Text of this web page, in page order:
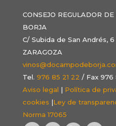
CONSEJO REGULADOR
BORJA
C/ Subida de San Andrés,
ZARAGOZA
Tel. 976 85 21 22 / Fax 976
Aviso legal | Política de
cookies |Ley de
Norma 17065